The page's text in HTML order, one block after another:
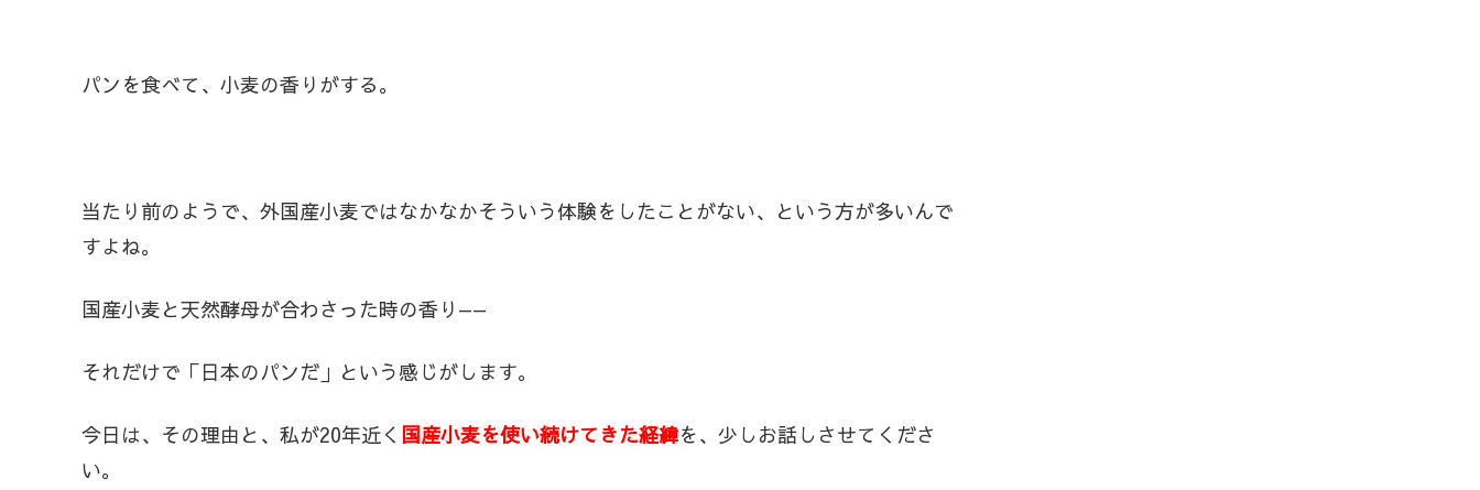
パンを食べて、小麦の香りがする。
当たり前のようで、外国産小麦ではなかなかそういう体験をしたことがない、という方が多いんで
すよね。
国産小麦と天然酵母が合わさった時の香り——
それだけで「日本のパンだ」という感じがします。
今日は、その理由と、私が20年近く 国産小麦を使い続けてきた経緯を、少しお話しさせてくださ
い。